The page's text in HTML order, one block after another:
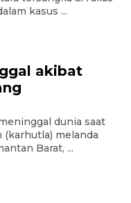
kasus ...
akibat
dunia saat
(karhutla) melanda
Barat, ...